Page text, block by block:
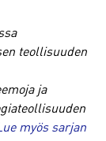
teollisuuden
ja
myös sarjan